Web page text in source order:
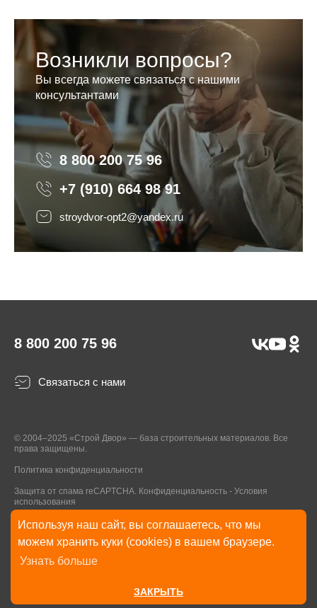
Используя наш сайт, вы соглашаетесь, что мы
можем хранить куки (cookies) в вашем браузере.
Узнать больше
ЗАКРЫТЬ
Возникли вопросы?
Вы всегда можете связаться с нашими
консультантами
8 800 200 75 96 8 800 200 75 96
+7 (910) 664 98 91
stroydvor-opt2@yandex.ru
8 800 200 75 96
Связаться с нами
© 2004–2025 «Строй Двор» — база строительных материалов. Все
права защищены.
Политика конфиденциальности
Защита от спама reCAPTCHA. Конфиденциальность - Условия
использования
* Указанные на Сайте цены, комплектации, описания и технические
характеристики могут быть изменены в любое время без уведомления
пользователей Сайта. Внешний вид товаров и упаковки может